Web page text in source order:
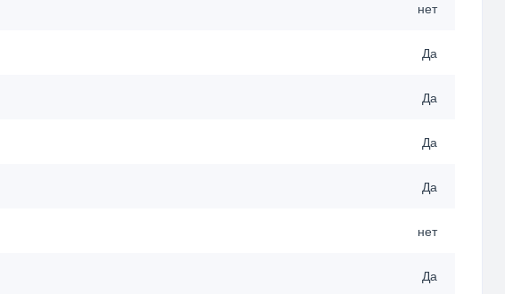
нет
Да
Да
Да
Да
нет
Да